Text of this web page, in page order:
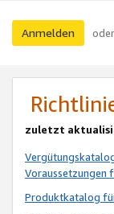
Anmelden oder
zuletzt
Voraussetzungen
Produktkatalog